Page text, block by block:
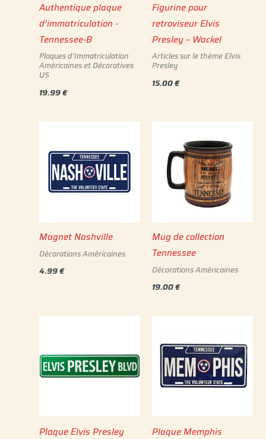
Authentique plaque
d’immatriculation -
Tennessee-B
Plaques d'Immatriculation
Américaines et Décoratives
US
19.99€
Figurine pour
retroviseur Elvis
Presley – Wackel
Articles sur le thème Elvis
Presley
15.00€
Magnet Nashville
Décorations Américaines
4.99€
Mug de collection
Tennessee
Décorations Américaines
19.00€
Plaque Elvis Presley
Plaque Memphis